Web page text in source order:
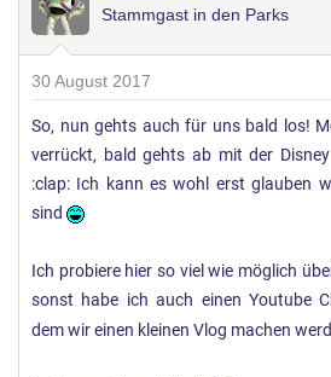
Stammgast in den Parks
30 August 2017
So, nun gehts auch für uns bald los!
verrückt, bald gehts ab mit der
:clap: Ich kann es wohl erst glauben
sind
Ich probiere hier so viel wie möglich
sonst habe ich auch einen Youtube
dem wir einen kleinen Vlog machen